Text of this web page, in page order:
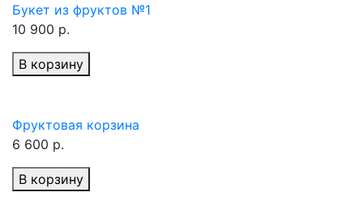
Букет из фруктов №1
10 900 р.
В корзину
Фруктовая корзина
6 600 р.
В корзину